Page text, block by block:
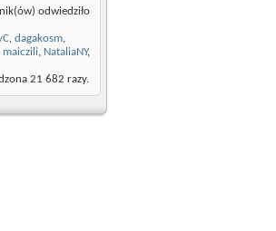
odwiedziło
, dagakosm,
maiczili, NataliaNY,
21 682 razy.